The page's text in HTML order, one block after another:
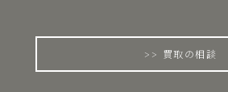
買取の相談